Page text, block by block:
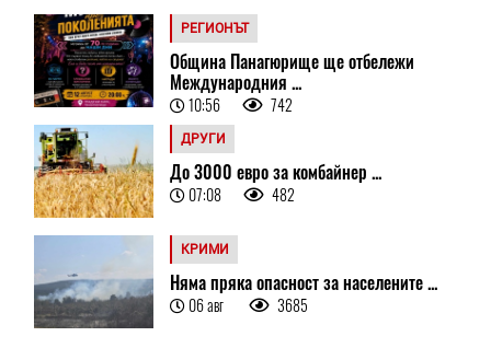
РЕГИОНЪТ
Община Панагюрище ще отбележи
Международния ...
10:56 742
ДРУГИ
До 3000 евро за комбайнер ...
07:08 482
КРИМИ
Няма пряка опасност за населените ...
06 авг 3685